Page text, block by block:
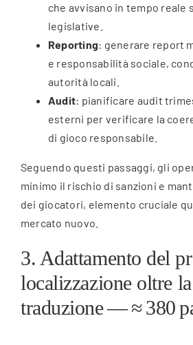
che avvisano in tempo reale
legislative.
Reporting: generare report
e responsabilità sociale,
autorità locali.
Audit: pianificare audit
esterni per verificare la
di gioco responsabile.
Seguendo questi passaggi, gli
minimo il rischio di sanzioni e
dei giocatori, elemento cruciale
mercato nuovo.
3. Adattamento del
localizzazione oltre la
traduzione — ≈ 380